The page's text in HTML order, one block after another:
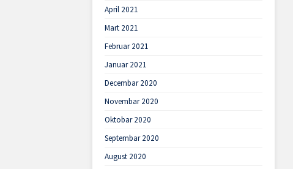
April 2021
Mart 2021
Februar 2021
Januar 2021
Decembar 2020
Novembar 2020
Oktobar 2020
Septembar 2020
August 2020